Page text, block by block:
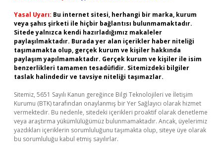
Yasal Uyarı: Bu internet sitesi, herhangi bir marka, kurum
veya şahıs şirketi ile hiçbir bağlantısı bulunmamaktadır.
Sitede yalnızca kendi hazırladığımız makaleler
paylaşılmaktadır. Burada yer alan içerikler haber niteliği
taşımamakta olup, gerçek kurum ve kişiler hakkında
paylaşım yapılmamaktadır. Gerçek kurum ve kişiler ile isim
benzerlikleri tamamen tesadüfidir. Sitemizdeki bilgiler
taslak halindedir ve tavsiye niteliği taşımazlar.
Sitemiz, 5651 Sayılı Kanun gereğince Bilgi Teknolojileri ve İletişim
Kurumu (BTK) tarafından onaylanmış bir Yer Sağlayıcı olarak hizmet
vermektedir. Bu nedenle, sitedeki içerikleri proaktif olarak denetleme
veya araştırma yükümlülüğümüz bulunmamaktadır. Ancak, üyelerimiz
yazdıkları içeriklerin sorumluluğunu taşımakta olup, siteye üye olarak
bu sorumluluğu kabul etmiş sayılırlar.